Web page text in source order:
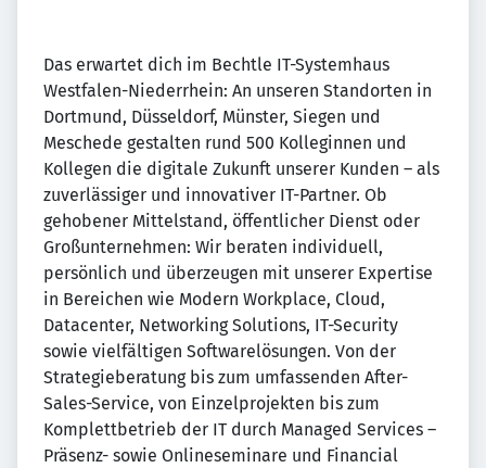
Das erwartet dich im Bechtle IT-Systemhaus
Westfalen-Niederrhein: An unseren Standorten in
Dortmund, Düsseldorf, Münster, Siegen und
Meschede gestalten rund 500 Kolleginnen und
Kollegen die digitale Zukunft unserer Kunden – als
zuverlässiger und innovativer IT-Partner. Ob
gehobener Mittelstand, öffentlicher Dienst oder
Großunternehmen: Wir beraten individuell,
persönlich und überzeugen mit unserer Expertise
in Bereichen wie Modern Workplace, Cloud,
Datacenter, Networking Solutions, IT-Security
sowie vielfältigen Softwarelösungen. Von der
Strategieberatung bis zum umfassenden After-
Sales-Service, von Einzelprojekten bis zum
Komplettbetrieb der IT durch Managed Services –
Präsenz- sowie Onlineseminare und Financial